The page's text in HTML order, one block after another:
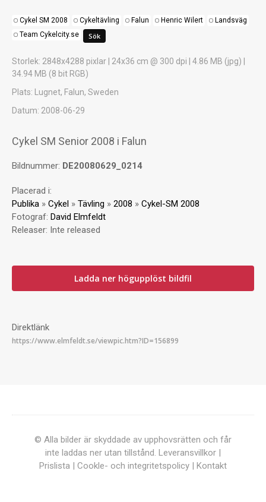
Cykel SM 2008 Cykeltävling Falun Henric Wilert
Landsväg
Team Cykelcity.se
Storlek: 2848x4288 pixlar | 24x36 cm @ 300 dpi | 4.86 MB (jpg) |
34.94 MB (8 bit RGB)
Plats: Lugnet, Falun, Sweden
Datum: 2008-06-29
Cykel SM Senior 2008 i Falun
Bildnummer: DE20080629_0214
Placerad i:
Publika » Cykel » Tävling » 2008 » Cykel-SM 2008
Fotograf: David Elmfeldt
Releaser: Inte released
Ladda ner högupplöst bildfil
Direktlänk
© Alla bilder är skyddade av upphovsrätten och får
inte laddas ner utan tillstånd. Leveransvillkor |
Prislista | Cookle- och integritetspolicy | Kontakt